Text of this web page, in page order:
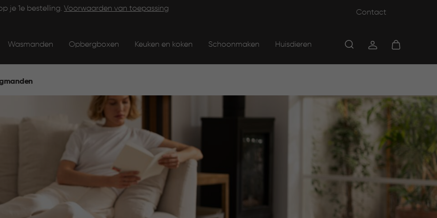
je 1e bestelling. Voorwaarden van toepassing Contact
Wasmanden Opbergboxen Keuken en koken Schoonmaken Huisdieren